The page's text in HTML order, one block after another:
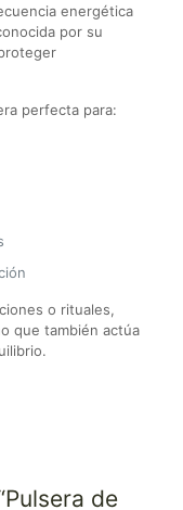
energética
por su
perfecta para:
o rituales,
que también actúa
de